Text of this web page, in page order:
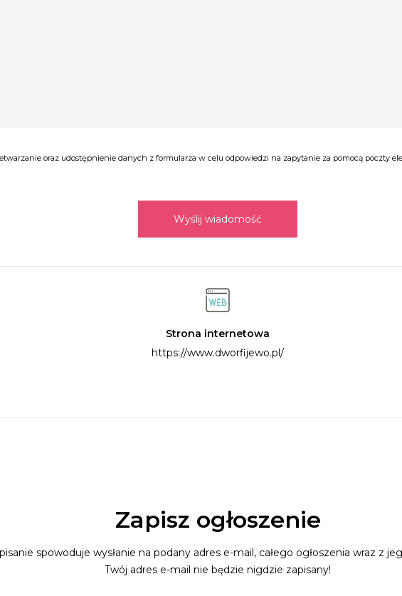
oraz udostępnienie danych z formularza w celu odpowiedzi na zapytanie za pomocą poczty
Wyślij wiadomość
Strona internetowa
https://www.dworfijewo.pl/
Zapisz ogłoszenie
spowoduje wysłanie na podany adres e-mail, całego ogłoszenia wraz z
Twój adres e-mail nie będzie nigdzie zapisany!